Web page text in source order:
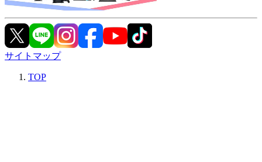
サイトマップ
TOP